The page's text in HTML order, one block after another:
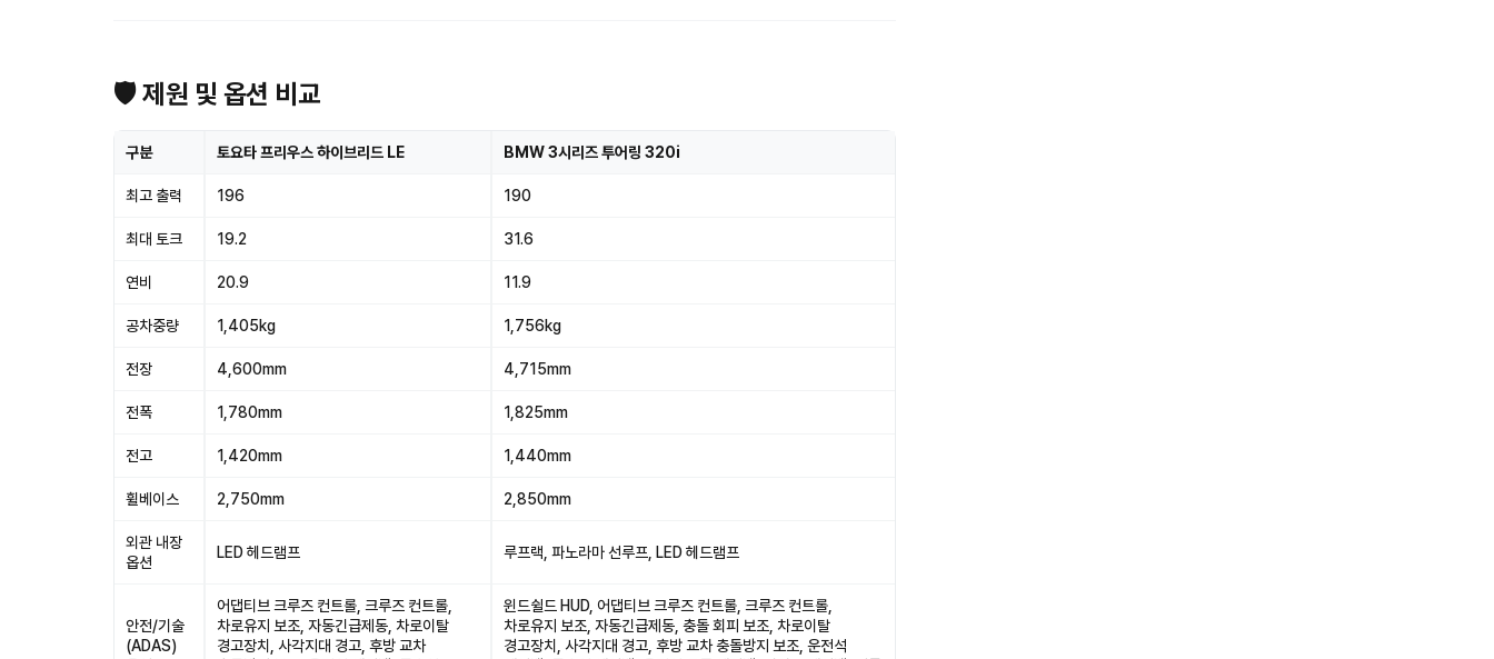
🛡 제원 및 옵션 비교
구분 토요타 프리우스 하이브리드 LE BMW 3시리즈 투어링 320i
최고 출력 196 190
최대 토크 19.2 31.6
연비 20.9 11.9
공차중량 1,405kg 1,756kg
전장 4,600mm 4,715mm
전폭 1,780mm 1,825mm
전고 1,420mm 1,440mm
휠베이스 2,750mm 2,850mm
외관 내장
옵션
LED 헤드램프 루프랙, 파노라마 선루프, LED 헤드램프
안전/기술
(ADAS)
어댑티브 크루즈 컨트롤, 크루즈 컨트롤,
차로유지 보조, 자동긴급제동, 차로이탈
경고장치, 사각지대 경고, 후방 교차
윈드쉴드 HUD, 어댑티브 크루즈 컨트롤, 크루즈 컨트롤,
차로유지 보조, 자동긴급제동, 충돌 회피 보조, 차로이탈
경고장치, 사각지대 경고, 후방 교차 충돌방지 보조, 운전석